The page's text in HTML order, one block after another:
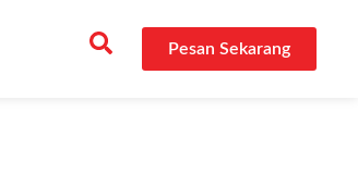
Pesan Sekarang